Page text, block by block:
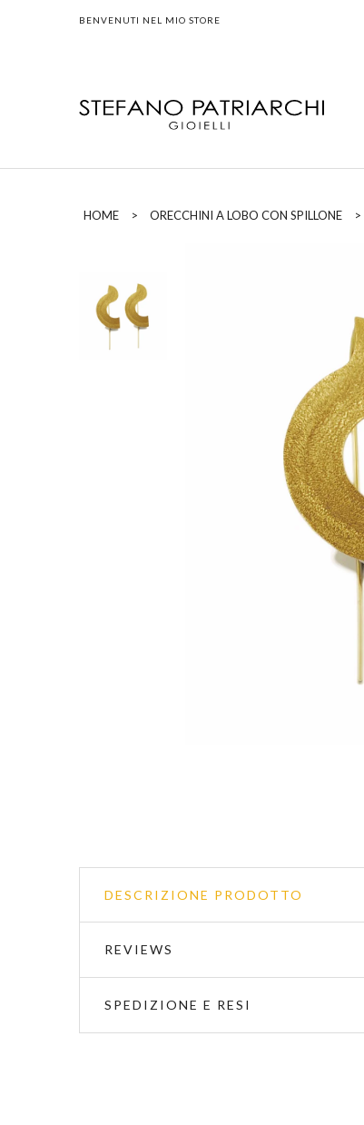
BENVENUTI NEL MIO STORE
HOME > ORECCHINI A LOBO CON SPILLONE >
DESCRIZIONE PRODOTTO
REVIEWS
SPEDIZIONE E RESI